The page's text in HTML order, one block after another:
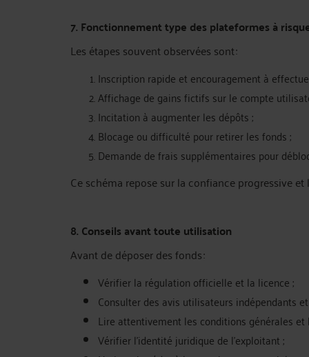
7. Fonctionnement type des plateformes à
Les étapes souvent observées sont :
Inscription rapide et encouragement à
Affichage de gains fictifs sur le compte
Incitation à augmenter les dépôts ;
Blocage ou difficulté pour retirer les fonds ;
Demande de frais supplémentaires pour
Ce schéma repose sur la confiance progressive
8. Conseils avant toute utilisation
Avant de déposer des fonds :
Vérifier la régulation officielle et la licence ;
Consulter des avis utilisateurs indépendants
Lire attentivement les conditions générales
Vérifier l’identité juridique de l’exploitant ;